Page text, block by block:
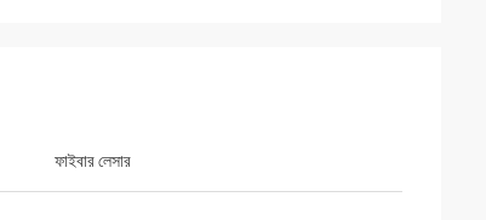
ফাইবার লেসার